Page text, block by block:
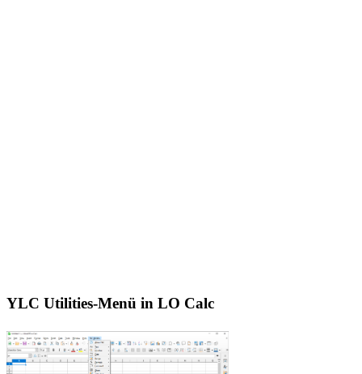
YLC Utilities-Menü in LO Calc